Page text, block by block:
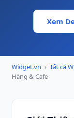
Xem
Widget.vn › Tất cả
Hàng & Cafe